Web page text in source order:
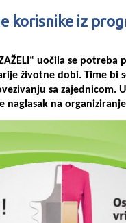
korisnike iz
uočila se
životne dobi. Time bi
sa zajednicom.
naglasak na